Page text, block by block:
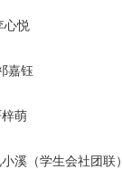
心悦
嘉钰
萌
溪（学生会社团联）